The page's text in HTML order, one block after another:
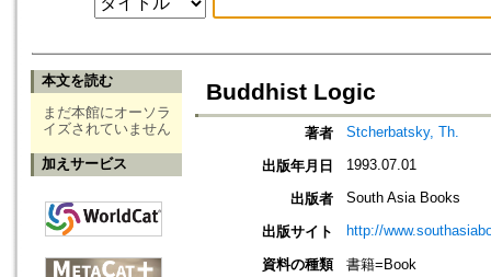
本文を読む
まだ本館にオーソラ
イズされていません
加えサービス
Buddhist Logic
著者 Stcherbatsky, Th.
出版年月日 1993.07.01
出版者 South Asia Books
出版サイト http://
資料の種類
書籍=Book